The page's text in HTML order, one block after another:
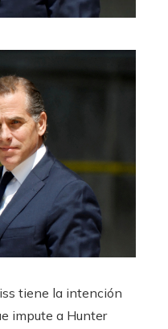
tiene la intención
impute a Hunter